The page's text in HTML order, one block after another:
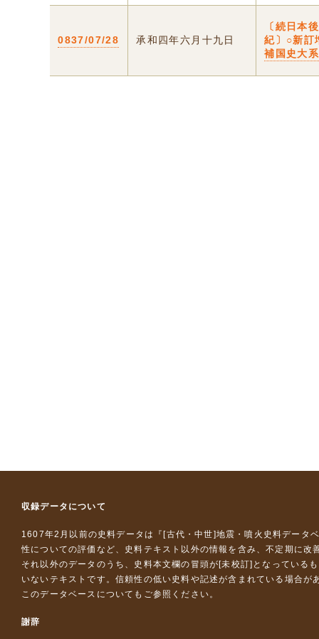
0837/07/28 承和四年六月十九日
〔続日本後
紀〕○新訂
補国史大系
収録データについて
1607年2月以前の史料データは『 [古代・中世]地震・噴火史料データ
性についての評価など、史料テキスト以外の情報を含み、不定期に改
それ以外のデータのうち、史料本文欄の冒頭が[未校訂]となっている
いないテキストです。信頼性の低い史料や記述が含まれている場合が
このデータベースについて もご参照ください。
謝辞